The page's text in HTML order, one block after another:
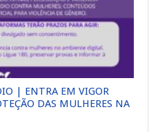
| ENTRA EM VIGOR
DAS MULHERES NA